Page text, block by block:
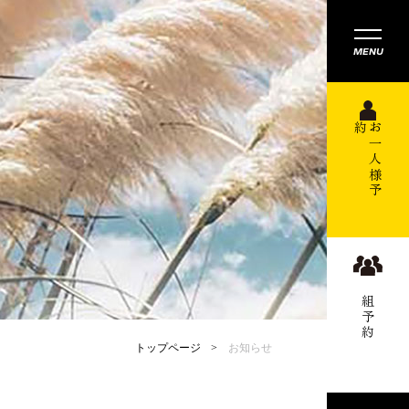
MENU
お
一
人
様
予
約
組予約
トップページ お知らせ